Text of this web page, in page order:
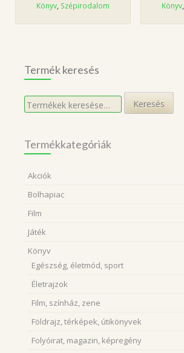
Könyv, Szépirodalom Könyv,
Termék keresés
Keresés
a
Keresés
Termékkategóriák
Akciók
Bolhapiac
Film
Játék
Könyv
Egészség, életmód, sport
Életrajzok
Film, színház, zene
Földrajz, térképek, útikönyvek
Folyóirat, magazin, képregény